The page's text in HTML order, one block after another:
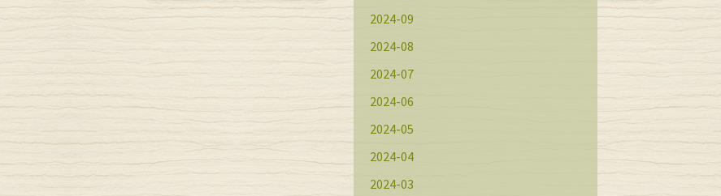
2024-09
2024-08
2024-07
2024-06
2024-05
2024-04
2024-03